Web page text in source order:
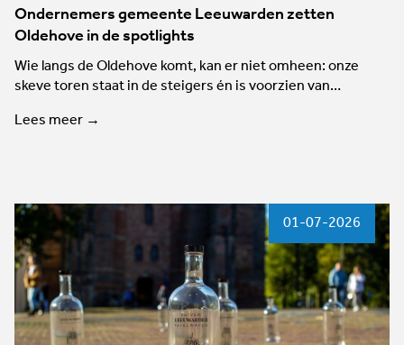
Ondernemers gemeente Leeuwarden zetten
Oldehove in de spotlights
Wie langs de Oldehove komt, kan er niet omheen: onze
skeve toren staat in de steigers én is voorzien van…
Lees meer →
01-07-2026